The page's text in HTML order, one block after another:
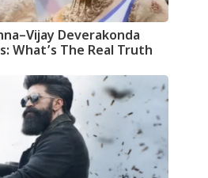
Deverakonda
What’s The Real Truth